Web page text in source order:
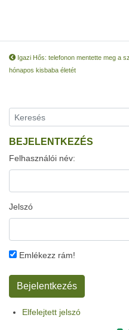
Igazi Hős: telefonon mentette meg a
hónapos kisbaba életét
BEJELENTKEZÉS
Felhasználói név:
Jelszó
Emlékezz rám!
Elfelejtett jelszó